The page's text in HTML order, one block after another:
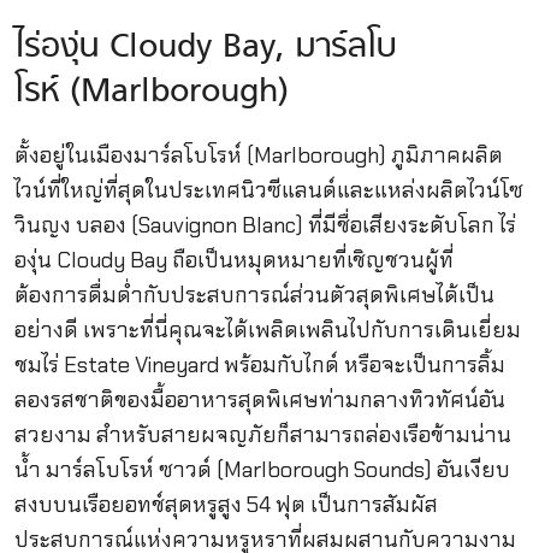
ไร่องุ่น Cloudy Bay, มาร์ลโบ
โรห์ (Marlborough)
ตั้งอยู่ในเมืองมาร์ลโบโรห์ (Marlborough) ภูมิภาคผลิต
ไวน์ที่ใหญ่ที่สุดในประเทศนิวซีแลนด์และแหล่งผลิตไวน์โซ
วินญง บลอง (Sauvignon Blanc) ที่มีชื่อเสียงระดับโลก ไร่
องุ่น Cloudy Bay ถือเป็นหมุดหมายที่เชิญชวนผู้ที่
ต้องการดื่มด่ำกับประสบการณ์ส่วนตัวสุดพิเศษได้เป็น
อย่างดี เพราะที่นี่คุณจะได้เพลิดเพลินไปกับการเดินเยี่ยม
ชมไร่ Estate Vineyard พร้อมกับไกด์ หรือจะเป็นการลิ้ม
ลองรสชาติของมื้ออาหารสุดพิเศษท่ามกลางทิวทัศน์อัน
สวยงาม สำหรับสายผจญภัยก็สามารถล่องเรือข้ามน่าน
น้ำ มาร์ลโบโรห์ ซาวด์ (Marlborough Sounds) อันเงียบ
สงบบนเรือยอทช์สุดหรูสูง 54 ฟุต เป็นการสัมผัส
ประสบการณ์แห่งความหรูหราที่ผสมผสานกับความงาม